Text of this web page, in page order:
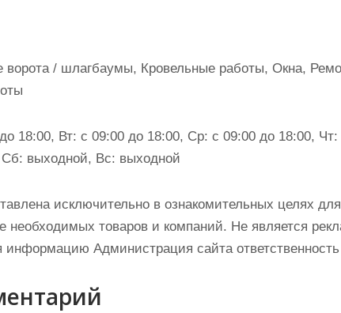
ворота / шлагбаумы, Кровельные работы, Окна,
18:00, Вт: с 09:00 до 18:00, Ср: с 09:00 до 18:00, Чт:
выходной, Вс: выходной
исключительно в ознакомительных целях
необходимых товаров и компаний. Не является
Администрация сайта ответственность